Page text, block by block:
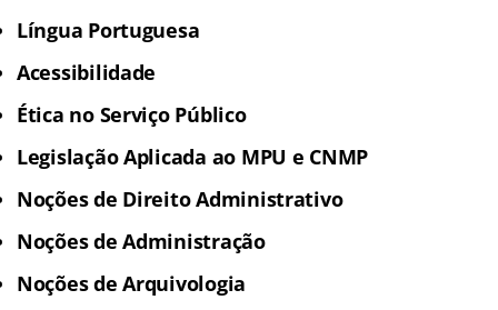
Língua Portuguesa
Acessibilidade
Ética no Serviço Público
Legislação Aplicada ao MPU e CNMP
Noções de Direito Administrativo
Noções de Administração
Noções de Arquivologia